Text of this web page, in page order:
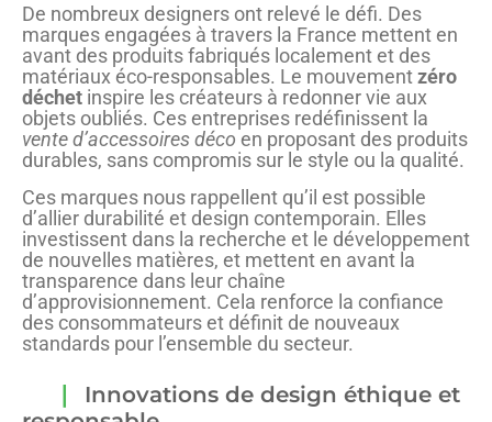
De nombreux designers ont relevé le défi. Des
marques engagées à travers la France mettent en
avant des produits fabriqués localement et des
matériaux éco-responsables. Le mouvementzéro
déchet inspire les créateurs à redonner vie aux
objets oubliés. Ces entreprises redéfinissent la
vente d’accessoires déco en proposant des produits
durables, sans compromis sur le style ou la qualité.
Ces marques nous rappellent qu’il est possible
d’allier durabilité et design contemporain. Elles
investissent dans la recherche et le développement
de nouvelles matières, et mettent en avant la
transparence dans leur chaîne
d’approvisionnement. Cela renforce la confiance
des consommateurs et définit de nouveaux
standards pour l’ensemble du secteur.
Innovations de design éthique et